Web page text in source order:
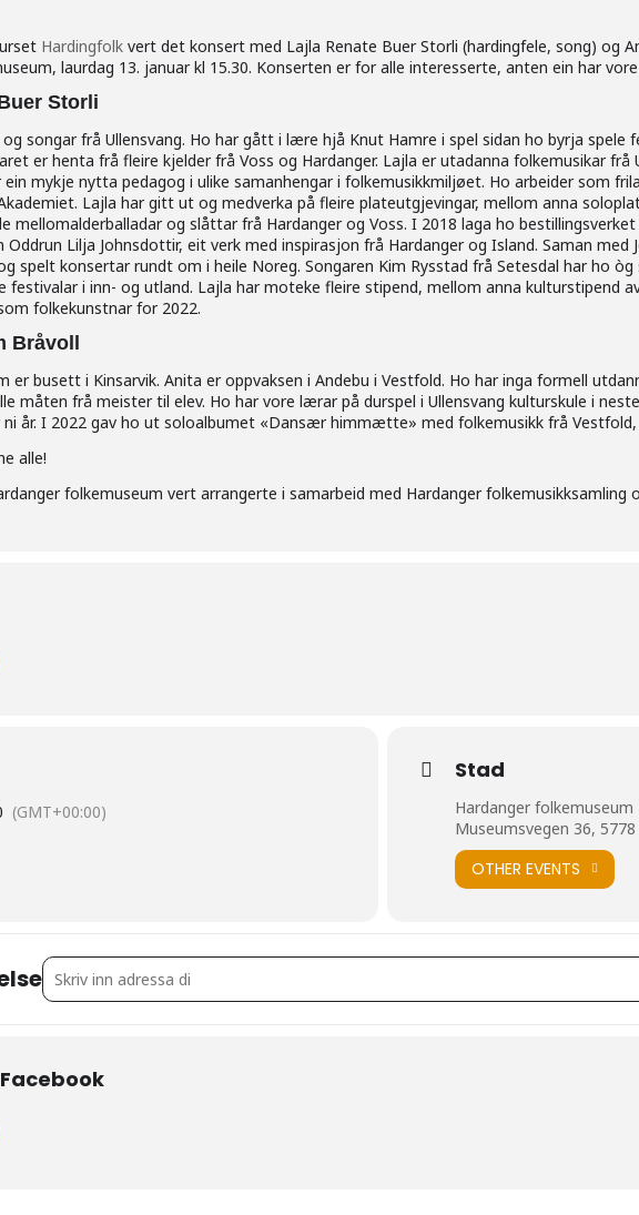
Hardingfolk vert det konsert med Lajla Renate Buer Storli (hardingfele, song) og
laurdag 13. januar kl 15.30. Konserten er for alle interesserte, anten ein har
Storli
songar frå Ullensvang. Ho har gått i lære hjå Knut Hamre i spel sidan ho byrja spele
er henta frå fleire kjelder frå Voss og Hardanger. Lajla er utadanna folkemusikar
ein mykje nytta pedagog i ulike samanhengar i folkemusikkmiljøet. Ho arbeider som
Lajla har gitt ut og medverka på fleire plateutgjevingar, mellom anna
mellomalderballadar og slåttar frå Hardanger og Voss. I 2018 laga ho
Oddrun Lilja Johnsdottir, eit verk med inspirasjon frå Hardanger og Island. Saman
spelt konsertar rundt om i heile Noreg. Songaren Kim Rysstad frå Setesdal har ho
festivalar i inn- og utland. Lajla har moteke fleire stipend, mellom anna kulturstipend
folkekunstnar for 2022.
Bråvoll
er busett i Kinsarvik. Anita er oppvaksen i Andebu i Vestfold. Ho har inga formell
måten frå meister til elev. Ho har vore lærar på durspel i Ullensvang kulturskule i
år. I 2022 gav ho ut soloalbumet «Dansær himmætte» med folkemusikk frå
alle!
folkemuseum vert arrangerte i samarbeid med Hardanger
(GMT+00:00)
Stad
Hardanger folkemuseum
Museumsvegen 36,
OTHER EVENTS
Address - Lajla Storli og Anita Bråvoll []